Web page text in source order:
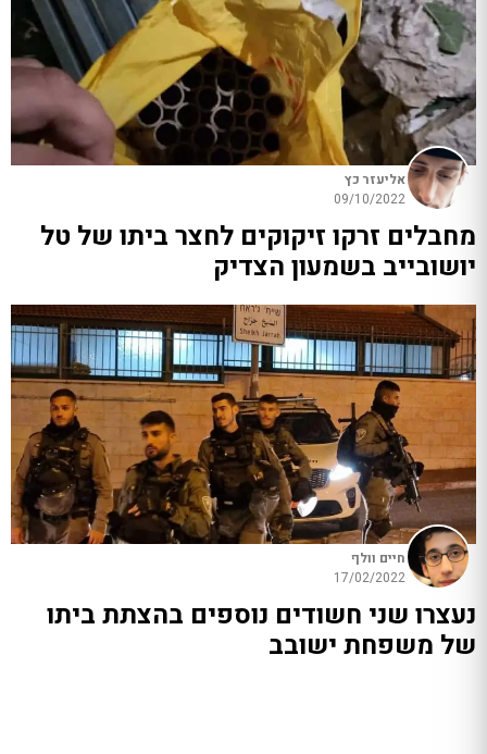
אליעזר כץ
09/10/2022
מחבלים זרקו זיקוקים לחצר ביתו של טל
יושובייב בשמעון הצדיק
חיים וולף
17/02/2022
נעצרו שני חשודים נוספים בהצתת ביתו
של משפחת ישובב